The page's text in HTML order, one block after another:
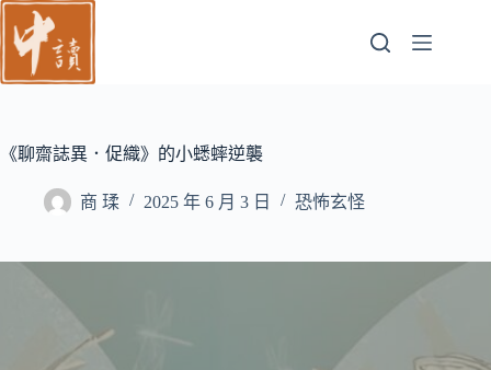
跳
至
主
容《聊齋誌異．促織》的小蟋蟀逆襲
商 瑈 2025 年 6 月 3 日 恐怖玄怪